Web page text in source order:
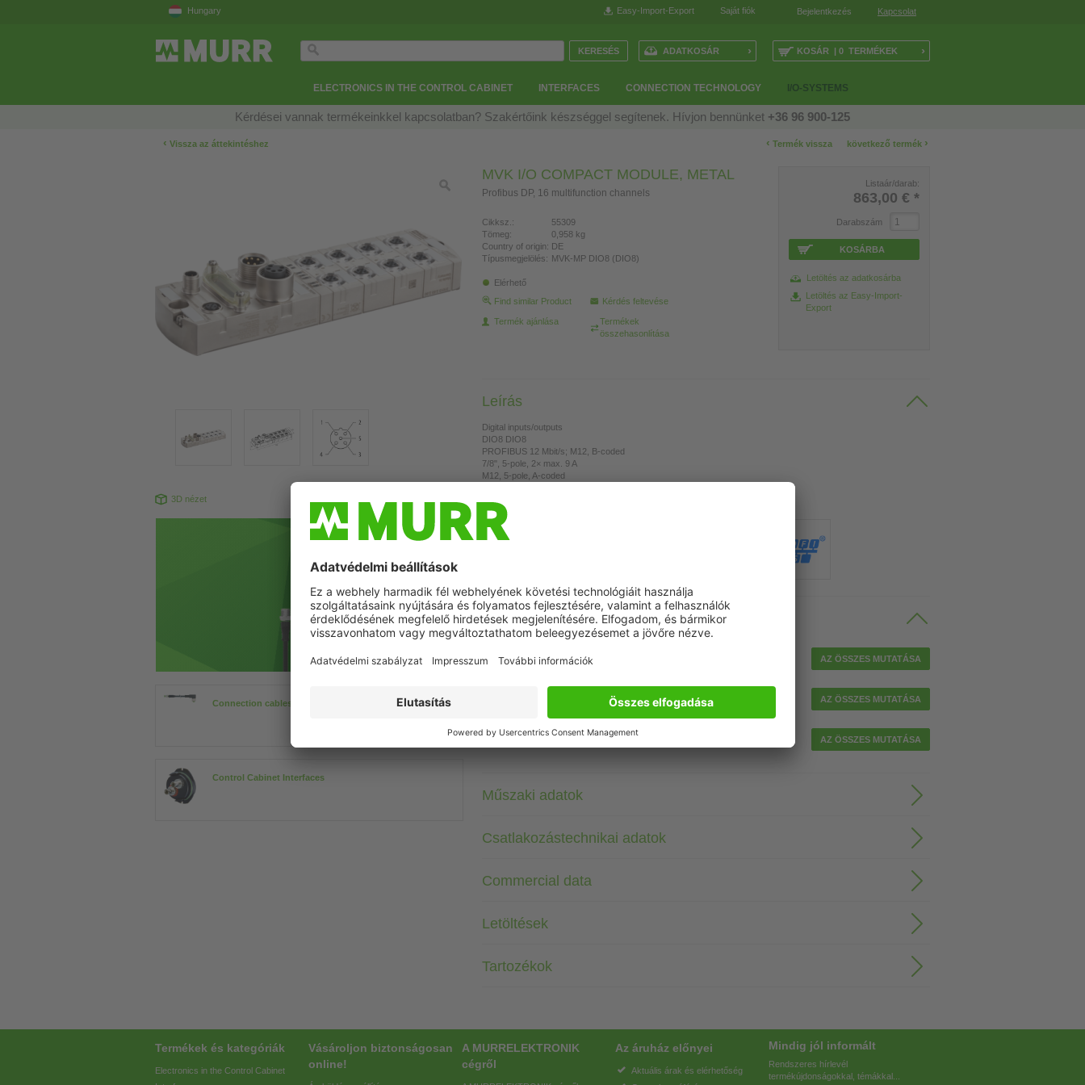
Hungary Bejelentkezés Kapcsolat
Saját fiók
Easy-Import-Export
ELECTRONICS IN THE CONTROL CABINET INTERFACES CONNECTION TECHNOLOGY I/O-SYSTEMS
KOSÁR | 0 TERMÉKEK ›
ADATKOSÁR ›
Kérdései vannak termékeinkkel kapcsolatban? Szakértőink készséggel segítenek. Hívjon bennünket +36 96 900-125
‹ Vissza az áttekintéshez következő termék ›
‹ Termék vissza
3D nézet
Connection cables
Control Cabinet Interfaces
MVK I/O COMPACT MODULE, METAL
Profibus DP, 16 multifunction channels
Cikksz.:
55309
Tömeg:
0,958 kg
Country of origin: DE
Típusmegjelölés: MVK-MP DIO8 (DIO8)
Elérhető
Find similar Product
Kérdés feltevése
Termék ajánlása
Termékek
összehasonlítása
Listaár/darab:
863,00 € *
Darabszám
KOSÁRBA
Letöltés az adatkosárba
Letöltés az Easy-Import-
Export
Leírás
Digital inputs/outputs
DIO8 DIO8
PROFIBUS 12 Mbit/s; M12, B-coded
7/8", 5-pole, 2× max. 9 A
M12, 5-pole, A-coded
Csatlakoztassa a terméket
AZ ÖSSZES MUTATÁSA
Tápkábel AZ ÖSSZES MUTATÁSA
AZ ÖSSZES MUTATÁSA
Műszaki adatok
Csatlakozástechnikai adatok
Commercial data
Letöltések
Tartozékok
Termékek és kategóriák
Electronics in the Control Cabinet
Vásároljon biztonságosan
online!
A MURRELEKTRONIK
cégről
Az áruház előnyei
Aktuális árak és elérhetőség
Mindig jól informált
Rendszeres hírlevél
termékújdonságokkal, témákkal...